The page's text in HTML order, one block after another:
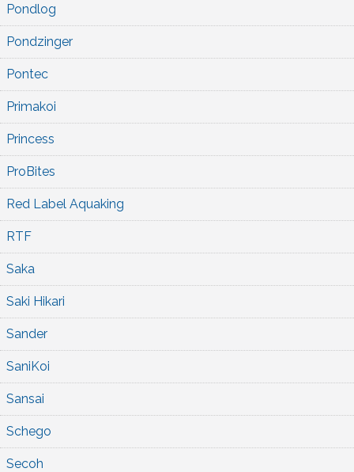
Pondlog
Pondzinger
Pontec
Primakoi
Princess
ProBites
Red Label Aquaking
RTF
Saka
Saki Hikari
Sander
SaniKoi
Sansai
Schego
Secoh